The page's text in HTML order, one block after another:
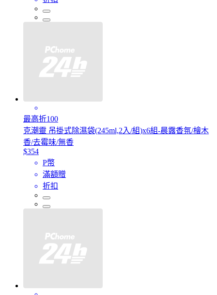
最高折100
克潮靈 吊掛式除濕袋(245ml,2入/組)x6組-晨露香氛/檜木
香/去霉味/無香
$354
P幣
滿額贈
折扣